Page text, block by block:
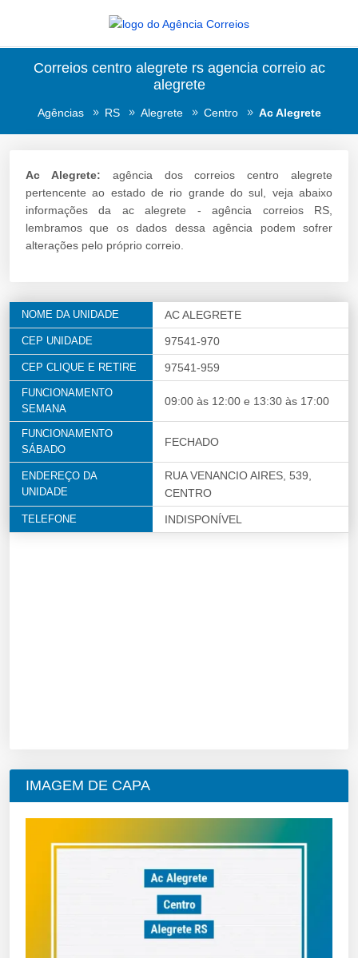
Correios centro alegrete rs agencia correio ac
alegrete
Agências RS Alegrete Centro Ac Alegrete
Ac Alegrete: agência dos correios centro alegrete
pertencente ao estado de rio grande do sul, veja abaixo
informações da ac alegrete - agência correios RS,
lembramos que os dados dessa agência podem sofrer
alterações pelo próprio correio.
NOME DA UNIDADE AC ALEGRETE
CEP UNIDADE 97541-970
CEP CLIQUE E RETIRE 97541-959
FUNCIONAMENTO
SEMANA
09:00 às 12:00 e 13:30 às 17:00
FUNCIONAMENTO
SÁBADO
FECHADO
ENDEREÇO DA
UNIDADE
RUA VENANCIO AIRES, 539,
CENTRO
TELEFONE INDISPONÍVEL
IMAGEM DE CAPA